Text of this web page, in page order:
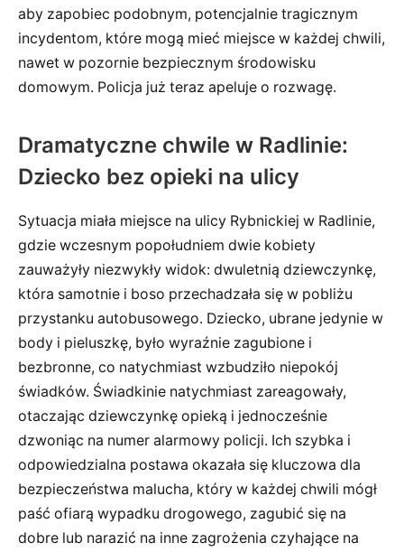
aby zapobiec podobnym, potencjalnie tragicznym
incydentom, które mogą mieć miejsce w każdej chwili,
nawet w pozornie bezpiecznym środowisku
domowym. Policja już teraz apeluje o rozwagę.
Dramatyczne chwile w Radlinie:
Dziecko bez opieki na ulicy
Sytuacja miała miejsce na ulicy Rybnickiej w Radlinie,
gdzie wczesnym popołudniem dwie kobiety
zauważyły niezwykły widok: dwuletnią dziewczynkę,
która samotnie i boso przechadzała się w pobliżu
przystanku autobusowego. Dziecko, ubrane jedynie w
body i pieluszkę, było wyraźnie zagubione i
bezbronne, co natychmiast wzbudziło niepokój
świadków. Świadkinie natychmiast zareagowały,
otaczając dziewczynkę opieką i jednocześnie
dzwoniąc na numer alarmowy policji. Ich szybka i
odpowiedzialna postawa okazała się kluczowa dla
bezpieczeństwa malucha, który w każdej chwili mógł
paść ofiarą wypadku drogowego, zagubić się na
dobre lub narazić na inne zagrożenia czyhające na